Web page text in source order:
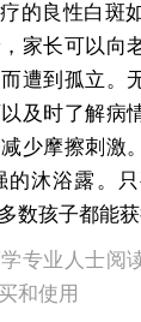
的良性白斑
家长可以向
遭到孤立。
及时了解病
少摩擦刺激
的沐浴露。
数孩子都能
专业人士阅
和使用